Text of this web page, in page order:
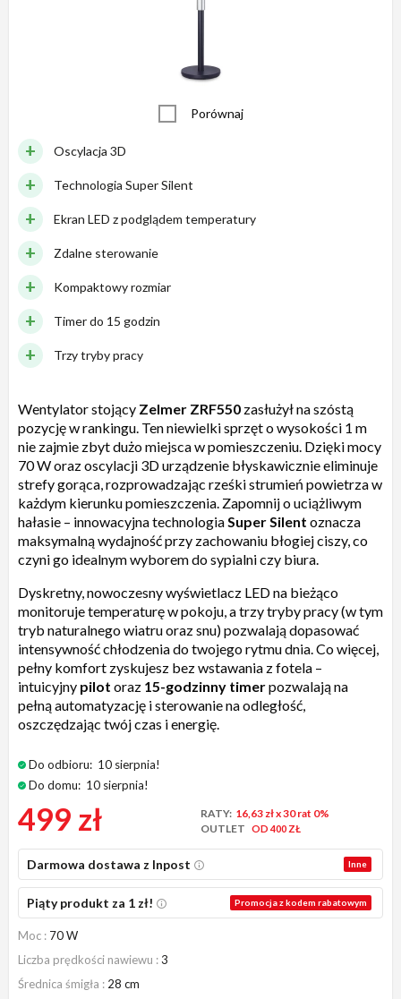
Porównaj
Oscylacja 3D
Technologia Super Silent
Ekran LED z podglądem temperatury
Zdalne sterowanie
Kompaktowy rozmiar
Timer do 15 godzin
Trzy tryby pracy
Wentylator stojący Zelmer ZRF550 zasłużył na szóstą
pozycję w rankingu. Ten niewielki sprzęt o wysokości 1 m
nie zajmie zbyt dużo miejsca w pomieszczeniu. Dzięki mocy
70 W oraz oscylacji 3D urządzenie błyskawicznie eliminuje
strefy gorąca, rozprowadzając rześki strumień powietrza w
każdym kierunku pomieszczenia. Zapomnij o uciążliwym
hałasie – innowacyjna technologia Super Silent oznacza
maksymalną wydajność przy zachowaniu błogiej ciszy, co
czyni go idealnym wyborem do sypialni czy biura.
Dyskretny, nowoczesny wyświetlacz LED na bieżąco
monitoruje temperaturę w pokoju, a trzy tryby pracy (w tym
tryb naturalnego wiatru oraz snu) pozwalają dopasować
intensywność chłodzenia do twojego rytmu dnia. Co więcej,
pełny komfort zyskujesz bez wstawania z fotela –
intuicyjny pilot oraz 15-godzinny timerpozwalają na
pełną automatyzację i sterowanie na odległość,
oszczędzając twój czas i energię.
Do odbioru: 10 sierpnia!
Do domu: 10 sierpnia!
499 zł RATY: 16,63 złx 30 rat 0%
OUTLET
OD 400 ZŁ
Inne
Darmowa dostawa z Inpost
Promocja z kodem rabatowym
Piąty produkt za 1 zł!
Moc
70 W
Liczba prędkości nawiewu
3
Średnica śmigła
28 cm